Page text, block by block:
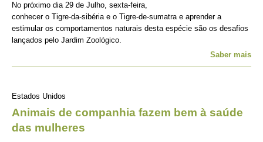
No próximo dia 29 de Julho, sexta-feira,
conhecer o Tigre-da-sibéria e o Tigre-de-sumatra e aprender a
estimular os comportamentos naturais desta espécie são os desafios
lançados pelo Jardim Zoológico.
Saber mais
Estados Unidos
Animais de companhia fazem bem à saúde
das mulheres